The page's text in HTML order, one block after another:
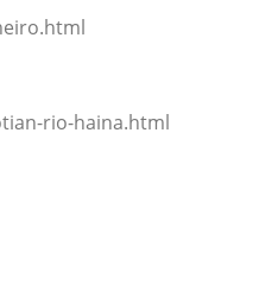
rio-haina.html